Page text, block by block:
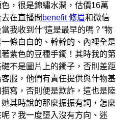
，很是錦繡水潤，估價16萬
在直播間 benefit 修眉和微信
我收到什“這是最早的嗎？”物
條白白的、幹幹的、內裡全是
紫色的豆種手鐲！其時我的第
不是圖片上的鐲子，否則差距
服，他們有責任提供與什物基
寫，否則便是欺詐，這也是陸
其時說的那麼振振有詞，怎麼
？我一度墮入沒有方向、迷